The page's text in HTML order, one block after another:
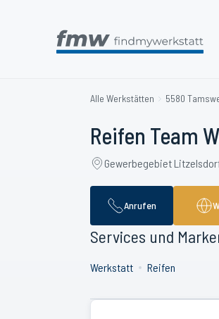
Alle Werkstätten 5580
Reifen Team
Gewerbegebiet
Anrufen
Services und
Werkstatt Reifen